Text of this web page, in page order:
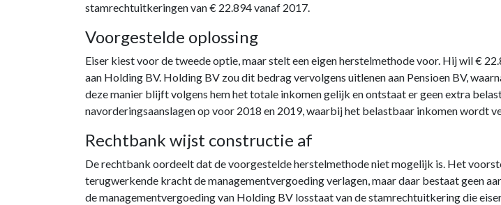
stamrechtuitkeringen van € 22.894 vanaf 2017.
Voorgestelde oplossing
Eiser kiest voor de tweede optie, maar stelt een eigen herstelmethode voor. Hij wil €
aan Holding BV. Holding BV zou dit bedrag vervolgens uitlenen aan Pensioen BV,
deze manier blijft volgens hem het totale inkomen gelijk en ontstaat er geen extra
navorderingsaanslagen op voor 2018 en 2019, waarbij het belastbaar inkomen wordt
Rechtbank wijst constructie af
De rechtbank oordeelt dat de voorgestelde herstelmethode niet mogelijk is. Het
terugwerkende kracht de managementvergoeding verlagen, maar daar bestaat geen
de managementvergoeding van Holding BV losstaat van de stamrechtuitkering die